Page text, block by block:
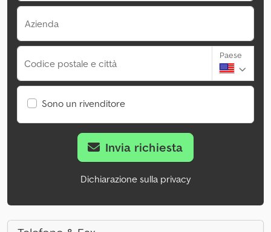
Azienda
Codice postale e città
Paese
Sono un rivenditore
Invia richiesta
Dichiarazione sulla privacy